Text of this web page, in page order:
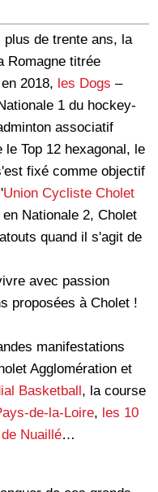
de trente ans, la
Romagne titrée
2018, les Dogs –
1 du hockey-
associatif
Top 12 hexagonal, le
fixé comme objectif
Union Cycliste Cholet
Nationale 2, Cholet
quand il s'agit de
avec passion
proposées à Cholet !
manifestations
Agglomération et
Basketball, la course
de-la-Loire, les 10
Nuaillé…